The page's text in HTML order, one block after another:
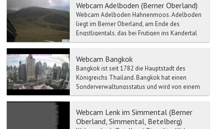
Webcam Adelboden (Berner Oberland)
Webcam Adelboden Hahnenmoos. Adelboden
liegt im Berner Oberland, am Ende des
Engstligentals, das bei Frutigen ins Kandertal
mündet. Die S...
Webcam Bangkok
Bangkok ist seit 1782 die Hauptstadt des
Königreichs Thailand. Bangkok hat einen
Sonderverwaltungsstatus und wird von einem
Gouverneur regiert. Die...
Webcam Lenk im Simmental (Berner
Oberland, Simmental, Betelberg)